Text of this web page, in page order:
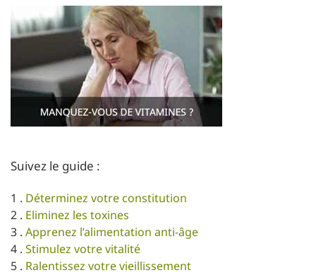
Suivez le guide :
1 . Déterminez votre constitution
2 . Eliminez les toxines
3 . Apprenez l’alimentation anti-âge
4 . Stimulez votre vitalité
5 . Ralentissez votre vieillissement